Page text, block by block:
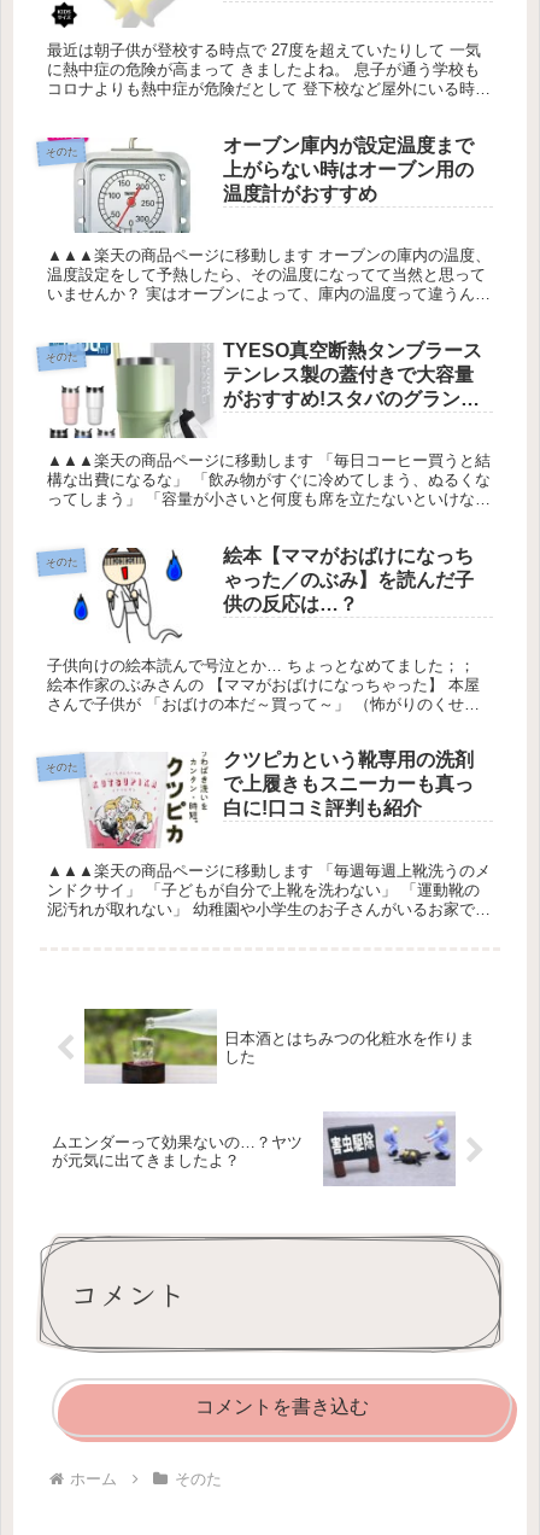
最近は朝子供が登校する時点で 27度を超えていたりして 一気
に熱中症の危険が高まって きましたよね。 息子が通う学校も
コロナよりも熱中症が危険だとして 登下校など屋外にいる時は
そのた
オーブン庫内が設定温度まで
上がらない時はオーブン用の
温度計がおすすめ
▲▲▲楽天の商品ページに移動します オーブンの庫内の温度、
温度設定をして予熱したら、その温度になってて当然と思って
いませんか？ 実はオーブンによって、庫内の温度って違うんで
そのた
TYESO真空断熱タンブラース
テンレス製の蓋付きで大容量
がおすすめ!スタバのグランデ
▲▲▲楽天の商品ページに移動します 「毎日コーヒー買うと結
構な出費になるな」 「飲み物がすぐに冷めてしまう、ぬるくな
ってしまう」 「容量が小さいと何度も席を立たないといけな
そのた
絵本【ママがおばけになっち
ゃった／のぶみ】を読んだ子
供の反応は…？
子供向けの絵本読んで号泣とか… ちょっとなめてました；；
絵本作家のぶみさんの 【ママがおばけになっちゃった】 本屋
さんで子供が 「おばけの本だ～買って～」 （怖がりのくせに
そのた
クツピカという靴専用の洗剤
で上履きもスニーカーも真っ
白に!口コミ評判も紹介
▲▲▲楽天の商品ページに移動します 「毎週毎週上靴洗うのメ
ンドクサイ」 「子どもが自分で上靴を洗わない」 「運動靴の
泥汚れが取れない」 幼稚園や小学生のお子さんがいるお家では
日本酒とはちみつの化粧水を作りま
した
ムエンダーって効果ないの…？ヤツ
が元気に出てきましたよ？
コメント
コメントを書き込む
ホーム そのた